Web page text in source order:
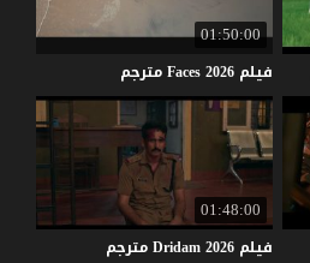
01:50:00
فيلم Faces2026 مترجم
01:48:00
فيلم Dridam2026 مترجم